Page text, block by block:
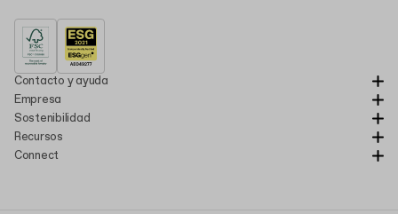
Contacto y ayuda
Empresa
Sostenibilidad
Recursos
Connect